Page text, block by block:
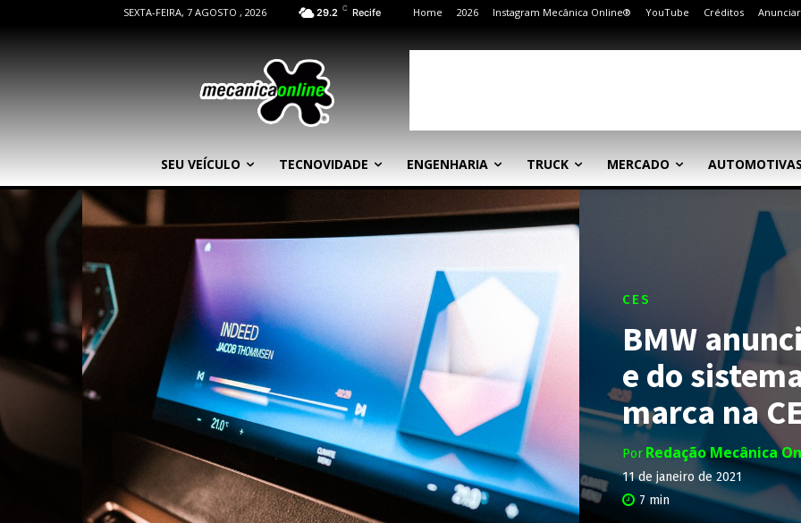
SEXTA-FEIRA, 7 AGOSTO , 2026 29.2 C Recife Home 2026 Instagram Mecânica Online® YouTube Créditos Anunciar
SEU VEÍCULO TECNOVIDADE ENGENHARIA TRUCK MERCADO AUTOMOTIVAS
CES
BMW
e do
marca na
Por Redação Mecânica
11 de janeiro de 2021
7 min